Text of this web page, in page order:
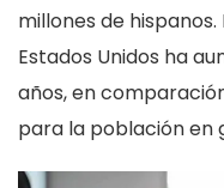
millones de
Estados Unidos ha
años, en
para la población en